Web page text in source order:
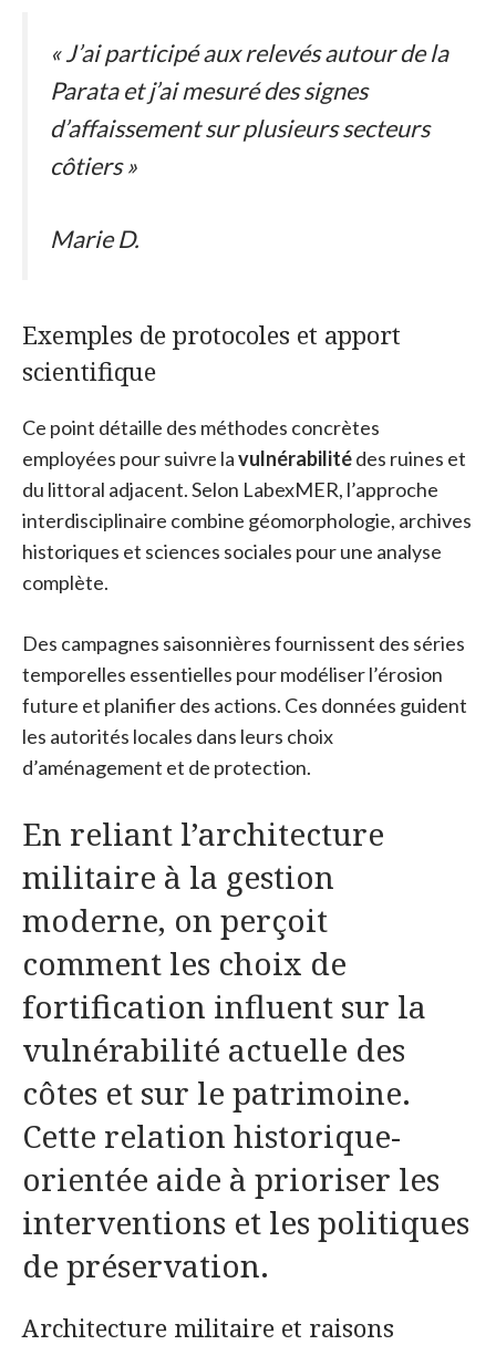
« J’ai participé aux relevés autour de la
Parata et j’ai mesuré des signes
d’affaissement sur plusieurs secteurs
côtiers »
Marie D.
Exemples de protocoles et apport
scientifique
Ce point détaille des méthodes concrètes
employées pour suivre lavulnérabilitédes ruines et
du littoral adjacent. Selon LabexMER, l’approche
interdisciplinaire combine géomorphologie, archives
historiques et sciences sociales pour une analyse
complète.
Des campagnes saisonnières fournissent des séries
temporelles essentielles pour modéliser l’érosion
future et planifier des actions. Ces données guident
les autorités locales dans leurs choix
d’aménagement et de protection.
En reliant l’architecture
militaire à la gestion
moderne, on perçoit
comment les choix de
fortification influent sur la
vulnérabilité actuelle des
côtes et sur le patrimoine.
Cette relation historique-
orientée aide à prioriser les
interventions et les politiques
de préservation.
Architecture militaire et raisons